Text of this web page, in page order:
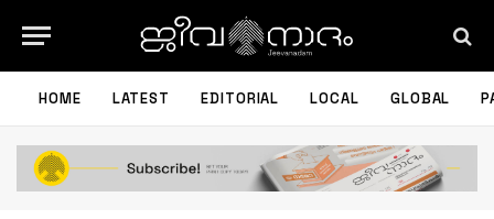
HOME LATEST EDITORIAL LOCAL GLOBAL